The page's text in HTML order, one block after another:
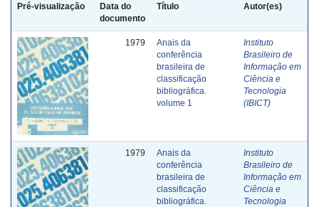
Pré-visualização
Data do
documento
Título Autor(es)
1979
Anais da
conferência
brasileira de
classificação
bibliográfica.
volume 1
Instituto
Brasileiro de
Informação em
Ciência e
Tecnologia
(IBICT)
1979
Anais da
conferência
brasileira de
classificação
bibliográfica.
Instituto
Brasileiro de
Informação em
Ciência e
Tecnologia